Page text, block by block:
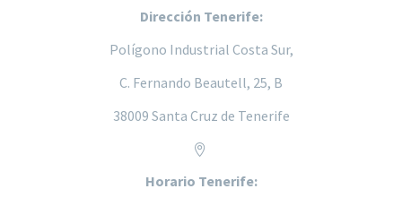
Dirección Tenerife:
Polígono Industrial Costa Sur,
C. Fernando Beautell, 25, B
38009 Santa Cruz de Tenerife


Horario Tenerife: